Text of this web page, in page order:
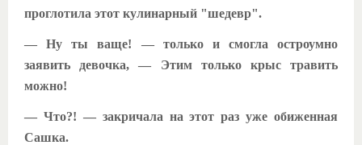
проглотила этот кулинарный "шедевр".
— Ну ты ваще! — только и смогла остроумно
заявить девочка, — Этим только крыс травить
можно!
— Что?! — закричала на этот раз уже обиженная
Сашка.